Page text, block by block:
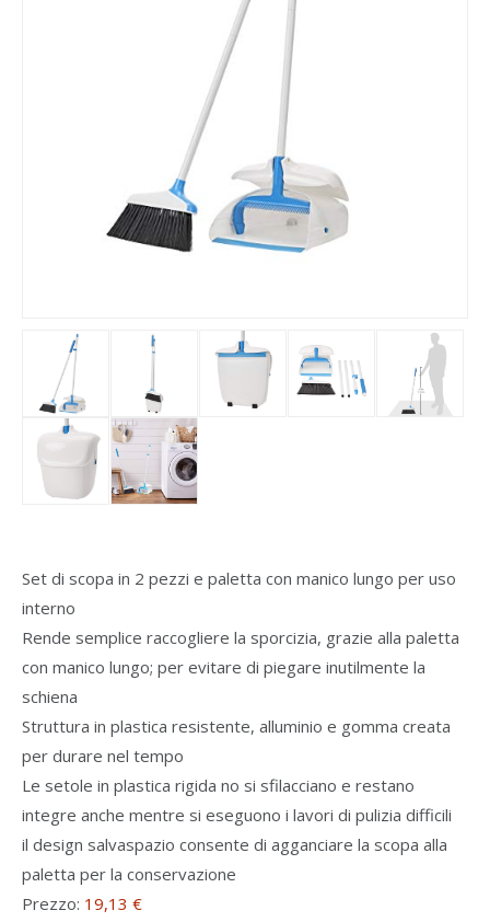
Set di scopa in 2 pezzi e paletta con manico lungo per uso
interno
Rende semplice raccogliere la sporcizia, grazie alla paletta
con manico lungo; per evitare di piegare inutilmente la
schiena
Struttura in plastica resistente, alluminio e gomma creata
per durare nel tempo
Le setole in plastica rigida no si sfilacciano e restano
integre anche mentre si eseguono i lavori di pulizia difficili
il design salvaspazio consente di agganciare la scopa alla
paletta per la conservazione
Prezzo: 19,13 €